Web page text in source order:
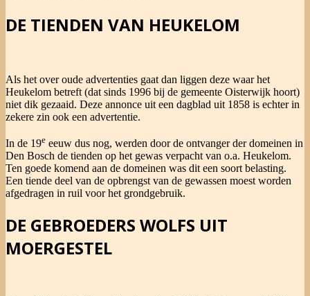
DE TIENDEN VAN HEUKELOM
Als het over oude advertenties gaat dan liggen deze waar het
Heukelom betreft (dat sinds 1996 bij de gemeente Oisterwijk hoort)
niet dik gezaaid. Deze annonce uit een dagblad uit 1858 is echter in
zekere zin ook een advertentie.
In de 19e eeuw dus nog, werden door de ontvanger der domeinen in
Den Bosch de tienden op het gewas verpacht van o.a. Heukelom.
Ten goede komend aan de domeinen was dit een soort belasting.
Een tiende deel van de opbrengst van de gewassen moest worden
afgedragen in ruil voor het grondgebruik.
DE GEBROEDERS WOLFS UIT
MOERGESTEL